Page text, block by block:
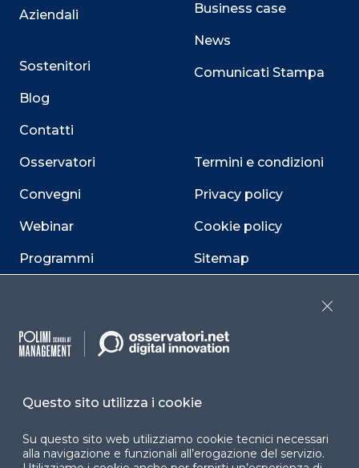
Aziendali
Sostenitori
Blog
Contatti
Osservatori
Convegni
Webinar
Programmi
Business case
News
Comunicati Stampa
Termini e condizioni
Privacy policy
Cookie policy
Sitemap
Cookie Center
Questo sito utilizza i cookie
Su questo sito web utilizziamo cookie tecnici necessari
alla navigazione e funzionali all’erogazione del servizio.